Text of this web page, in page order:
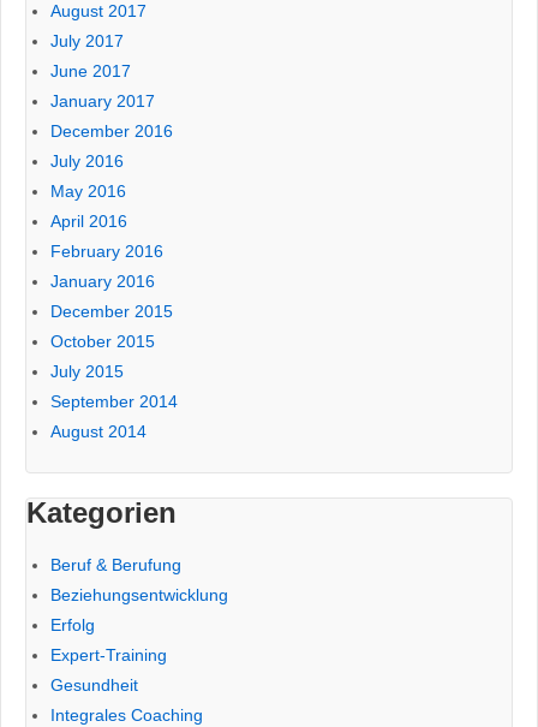
August 2017
July 2017
June 2017
January 2017
December 2016
July 2016
May 2016
April 2016
February 2016
January 2016
December 2015
October 2015
July 2015
September 2014
August 2014
Kategorien
Beruf & Berufung
Beziehungsentwicklung
Erfolg
Expert-Training
Gesundheit
Integrales Coaching